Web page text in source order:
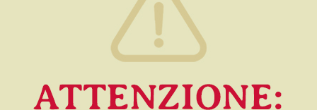
da ufficio per gli avvocati
e tante altre novità!